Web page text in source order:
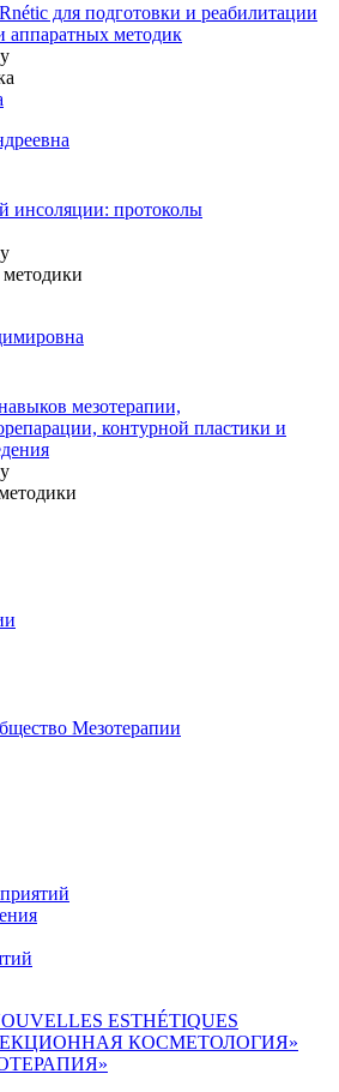
для подготовки и реабилитации
аппаратных методик
инсоляции: протоколы
мезотерапии,
контурной пластики и
Мезотерапии
ESTHÉTIQUES
КОСМЕТОЛОГИЯ»